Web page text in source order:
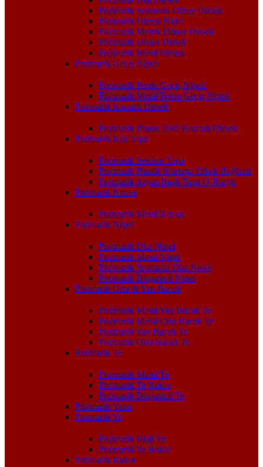
Pnömatik Somunlu Döner Dirsek
Pnömatik Dirsek Nipel
Pnömatik Metrik Döner Dirsek
Pnömatik Döner Dirsek
Pnömatik Metal Dirsek
Pnömatik Geçiş Nipeli
Pnömatik Perde Geçiş Nipeli
Pnömatik Metal Perde Geçiş Nipeli
Pnömatik Kısmalı Dirsek
Pnömatik Piston Üstü Kısmalı Dirsek
Pnömatik Kör Tapa
Pnömatik Setskur Tapa
Pnömatik Plastik Körtapa Erkek Bağlantı
Pnömatik Alyan Başlı Tapa O-Ringli
Pnömatik Kruva
Pnömatik Metal Kruva
Pnömatik Nipel
Pnömatik Düz Nipel
Pnömatik Metal Nipel
Pnömatik Somunlu Düz Nipel
Pnömatik Düşürücü Nipel
Pnömatik Orta & Yan Bacak
Pnömatik Metal Yan Bacak Te
Pnömatik Metal Orta Bacak Te
Pnömatik Yan Bacak Te
Pnömatik Orta Bacak Te
Pnömatik Te
Pnömatik Metal Te
Pnömatik Te Rakor
Pnömatik Düşürücü Te
Pnömatik Vana
Pnömatik Ye
Pnömatik Dişli Ye
Pnömatik Ye Rakor
Pnömatik Rakor